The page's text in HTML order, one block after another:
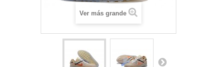
Ver más grande